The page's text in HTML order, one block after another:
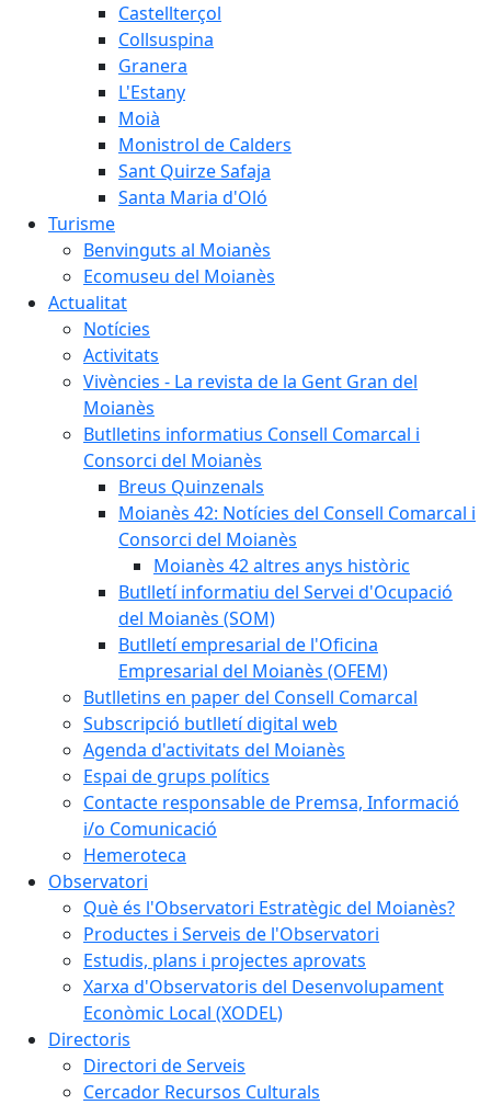
Castellterçol
Collsuspina
Granera
L'Estany
Moià
Monistrol de Calders
Sant Quirze Safaja
Santa Maria d'Oló
Turisme
Benvinguts al Moianès
Ecomuseu del Moianès
Actualitat
Notícies
Activitats
Vivències - La revista de la Gent Gran del
Moianès
Butlletins informatius Consell Comarcal i
Consorci del Moianès
Breus Quinzenals
Moianès 42: Notícies del Consell Comarcal i
Consorci del Moianès
Moianès 42 altres anys històric
Butlletí informatiu del Servei d'Ocupació
del Moianès (SOM)
Butlletí empresarial de l'Oficina
Empresarial del Moianès (OFEM)
Butlletins en paper del Consell Comarcal
Subscripció butlletí digital web
Agenda d'activitats del Moianès
Espai de grups polítics
Contacte responsable de Premsa, Informació
i/o Comunicació
Hemeroteca
Observatori
Què és l'Observatori Estratègic del Moianès?
Productes i Serveis de l'Observatori
Estudis, plans i projectes aprovats
Xarxa d'Observatoris del Desenvolupament
Econòmic Local (XODEL)
Directoris
Directori de Serveis
Cercador Recursos Culturals